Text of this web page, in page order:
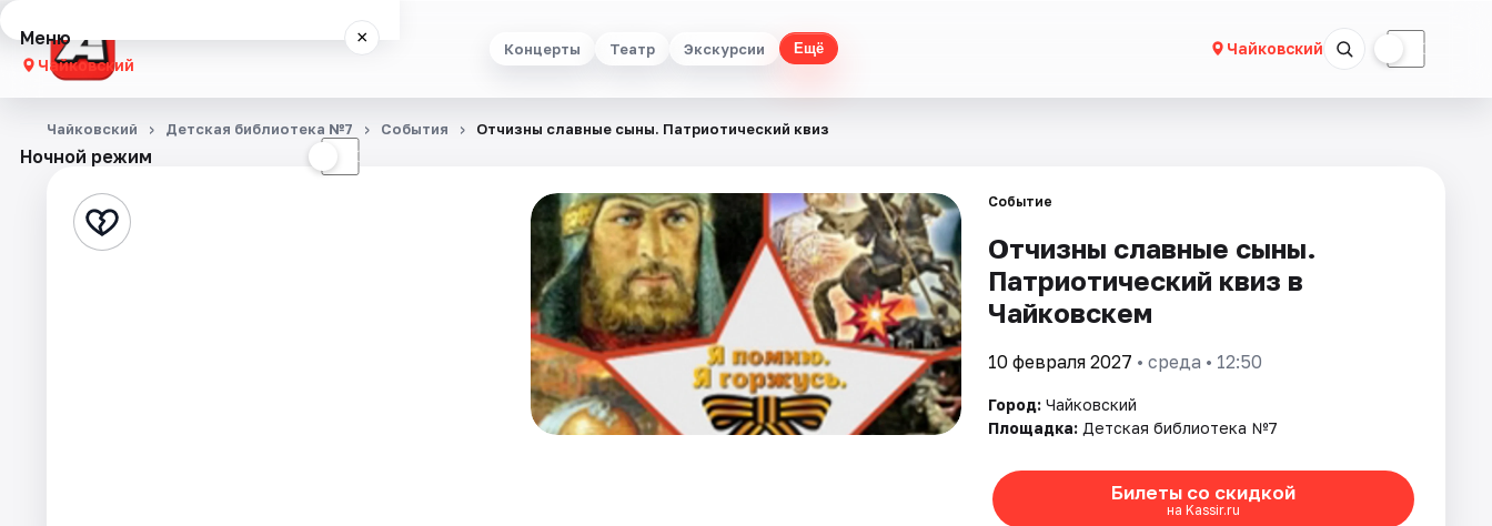
Концерты Театр Экскурсии Ещё Чайковский ☾
Меню ×
Чайковский
Концерты
Экскурсии
Ночной режим ☾
Чайковский Детская библиотека №7 События Отчизны славные сыны. Патриотический квиз
Событие
Отчизны славные сыны.
Патриотический квиз в
Чайковскем
10 февраля 2027 • среда • 12:50
Город: Чайковский
Площадка: Детская библиотека №7
Билеты со скидкой
на Kassir.ru